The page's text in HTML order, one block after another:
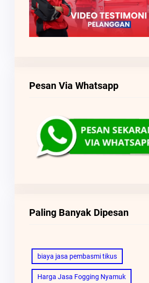
Pesan Via Whatsapp
Paling Banyak Dipesan
biaya jasa pembasmi tikus
Harga Jasa Fogging Nyamuk